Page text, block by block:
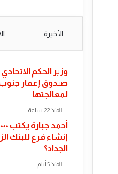
الأخيرة
​وزير الحكم
صندوق إعمار جنوب
لمعالجتها
منذ 22 ساعة
إنشاء فرع للبنك
الجداد؟
منذ 5 أيام